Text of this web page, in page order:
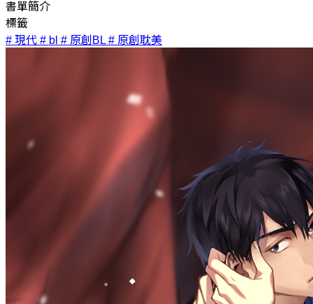
書單簡介
標籤
# 現代 # bl # 原創BL # 原創耽美